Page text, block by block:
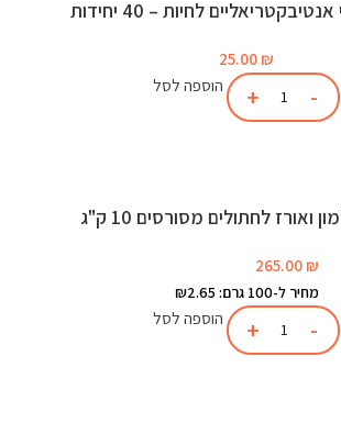
לחיות – 40 יחידות
25.00 ₪
הוספה לסל
ואורז לחתולים מסורסים 10 ק"ג
265.00 ₪
מחיר ל-100 גרם: ₪2.65
הוספה לסל